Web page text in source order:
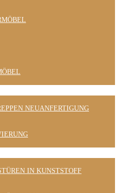
NEUANFERTIGUNG
IN KUNSTSTOFF